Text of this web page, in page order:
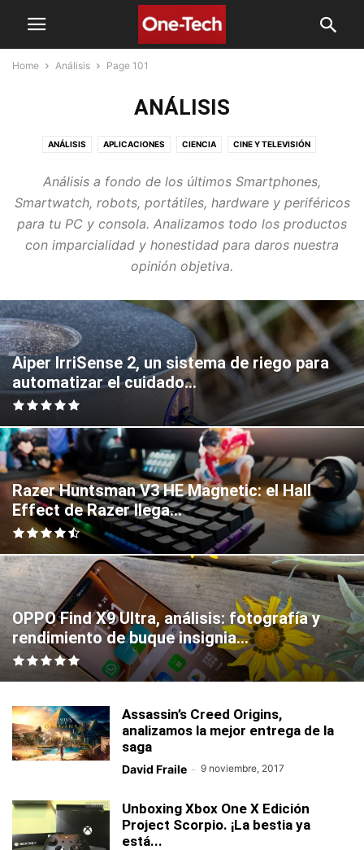
Home Análisis Page 101
ANÁLISIS
ANÁLISIS APLICACIONES CIENCIA CINE Y TELEVISIÓN
GENERAL HARDWARE INTERNET DE LAS COSAS JUEGOS MOTOR
NOTICIAS OFERTAS PERIFÉRICOS PORTATILES
SISTEMAS OPERATIVOS TUTORIALES Y CONSEJOS
Análisis a fondo de los últimos Smartphones,
Smartwatch, robots, portátiles, hardware y periféricos
para tu PC y consola. Analizamos todo los productos
con imparcialidad y honestidad para daros nuestra
opinión objetiva.
Aiper IrriSense 2, un sistema de riego para
automatizar el cuidado...
Razer Huntsman V3 HE Magnetic: el Hall
Effect de Razer llega...
OPPO Find X9 Ultra, análisis: fotografía y
rendimiento de buque insignia...
Assassin’s Creed Origins,
analizamos la mejor entrega de la
saga
David Fraile - 9 noviembre, 2017
Unboxing Xbox One X Edición
Project Scorpio. ¡La bestia ya
está...